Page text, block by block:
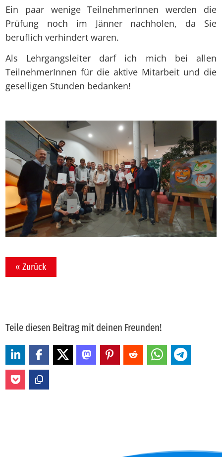
Ein paar wenige TeilnehmerInnen werden die
Prüfung noch im Jänner nachholen, da Sie
beruflich verhindert waren.
Als Lehrgangsleiter darf ich mich bei allen
TeilnehmerInnen für die aktive Mitarbeit und die
geselligen Stunden bedanken!
« Zurück
Teile diesen Beitrag mit deinen Freunden!